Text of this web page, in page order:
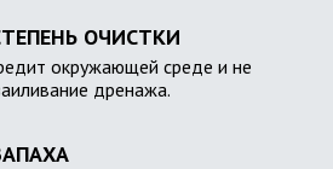
ОЧИСТКИ
окружающей среде и не
дренажа.